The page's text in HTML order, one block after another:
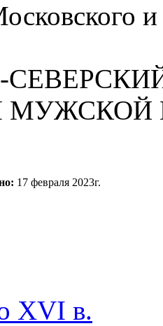
МУЖСКОЙ
17 февраля 2023г.
XVI в.